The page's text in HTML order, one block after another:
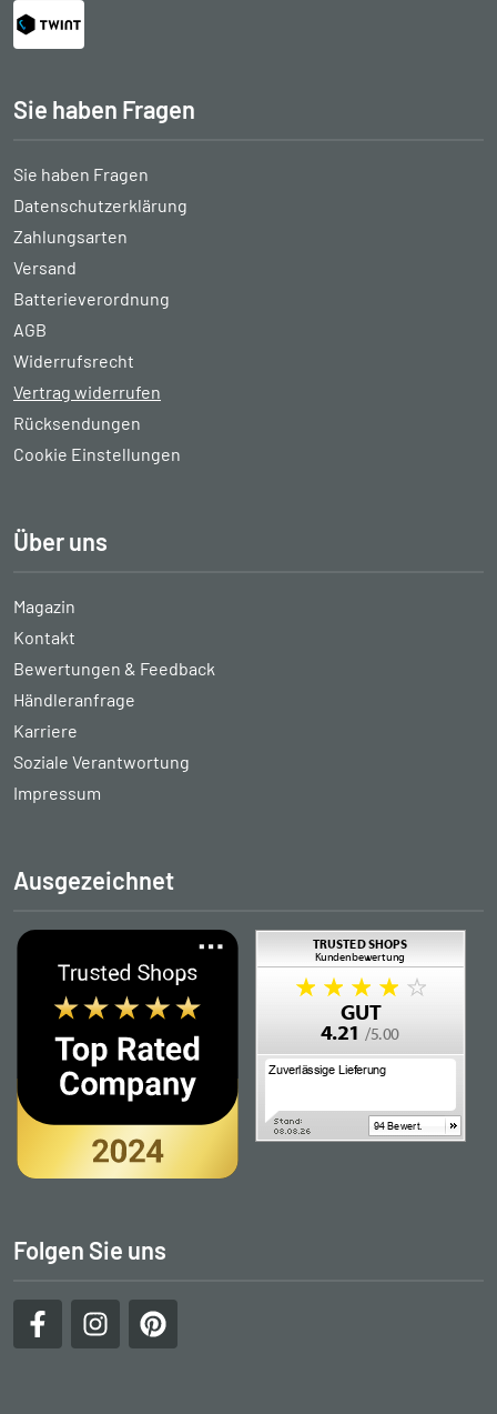
Sie haben Fragen
Sie haben Fragen
Datenschutzerklärung
Zahlungsarten
Versand
Batterieverordnung
AGB
Widerrufsrecht
Vertrag widerrufen
Rücksendungen
Cookie Einstellungen
Über uns
Magazin
Kontakt
Bewertungen & Feedback
Händleranfrage
Karriere
Soziale Verantwortung
Impressum
Ausgezeichnet
Folgen Sie uns